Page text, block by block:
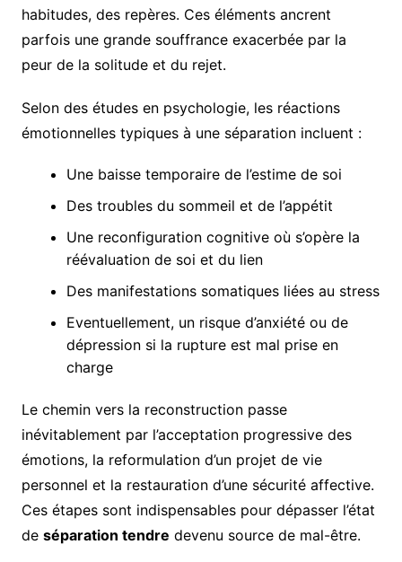
habitudes, des repères. Ces éléments ancrent
parfois une grande souffrance exacerbée par la
peur de la solitude et du rejet.
Selon des études en psychologie, les réactions
émotionnelles typiques à une séparation incluent :
Une baisse temporaire de l’estime de soi
Des troubles du sommeil et de l’appétit
Une reconfiguration cognitive où s’opère la
réévaluation de soi et du lien
Des manifestations somatiques liées au stress
Eventuellement, un risque d’anxiété ou de
dépression si la rupture est mal prise en
charge
Le chemin vers la reconstruction passe
inévitablement par l’acceptation progressive des
émotions, la reformulation d’un projet de vie
personnel et la restauration d’une sécurité affective.
Ces étapes sont indispensables pour dépasser l’état
de séparation tendre devenu source de mal-être.